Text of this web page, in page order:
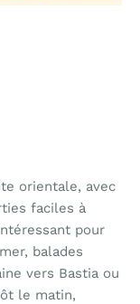
orientale, avec
faciles à
pour
balades
vers Bastia ou
le matin,